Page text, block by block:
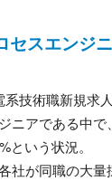
セスエンジ
技術職新規求
ニアである中
という状況。
社が同職の大